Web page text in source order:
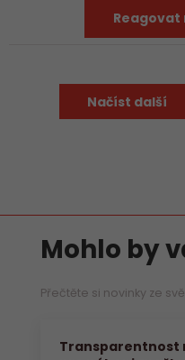
Reagovat
Načíst další
Mohlo by
Přečtěte si novinky ze
Transparentnost